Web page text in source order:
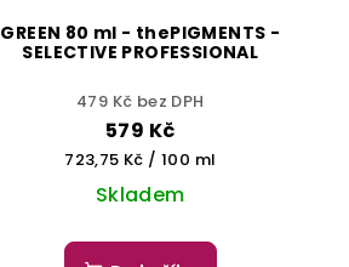
GREEN 80 ml - thePIGMENTS -
SELECTIVE PROFESSIONAL
479 Kč bez DPH
579 Kč
Měrná
cena:
723,75 Kč / 100 ml
Skladem